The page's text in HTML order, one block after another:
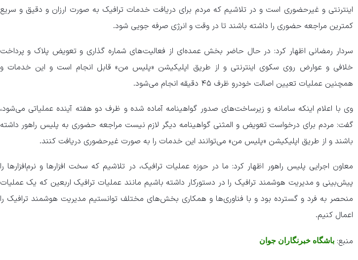
اینترنتی و غیرحضوری است و در تلاشیم که مردم برای دریافت خدمات ترافیک به صورت ارزان و دقیق و سریع
کمترین مراجعه حضوری را داشته باشند تا در وقت و انرژی صرفه جویی شود.
سردار رمضانی اظهار کرد: در حال حاضر بخش عمده‌ای از فعالیت‌های شماره گذاری و تعویض پلاک و پرداخت
خلافی و عوارض روی سکوی اینترنتی و از طریق اپلیکیشن «پلیس من» قابل انجام است و این خدمات و
همچنین عملیات تعیین اصالت خودرو ظرف ۴۵ دقیقه انجام می‌شود.
وی با اعلام اینکه سامانه و زیرساخت‌های صدور گواهینامه آماده شده و ظرف دو هفته آینده عملیاتی می‌شود،
گفت: مردم برای درخواست تعویض و المثنی گواهینامه دیگر لازم نیست مراجعه حضوری به پلیس راهور داشته
باشند و از طریق اپلیکیشن «پلیس من» می‌توانند این خدمات را به صورت غیرحضوری دریافت کنند.
معاون اجرایی پلیس راهور اظهار کرد: ما در حوزه عملیات ترافیک، در تلاشیم که سخت افزارها و نرم‌افزارها را
پیش‌بینی و مدیریت هوشمند ترافیک را در دستورکار داشته باشیم مانند عملیات ترافیک اربعین که یک عملیات
منحصر به فرد و گسترده بود و با فناوری‌ها و همکاری بخش‌های مختلف توانستیم مدیریت هوشمند ترافیک را
اعمال کنیم.
منبع: باشگاه خبرنگاران جوان